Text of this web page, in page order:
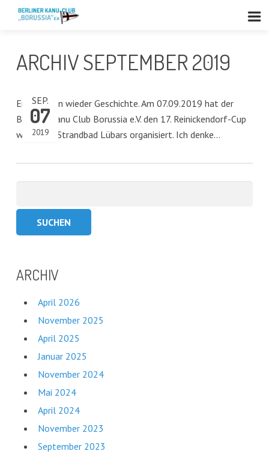
ARCHIV SEPTEMBER 2019
SEP.
07
2019
Er ist schon wieder Geschichte. Am 07.09.2019 hat der
Berliner Kanu Club Borussia e.V. den 17. Reinickendorf-Cup
wieder im Strandbad Lübars organisiert. Ich denke…
ARCHIV
April 2026
November 2025
April 2025
Januar 2025
November 2024
Mai 2024
April 2024
November 2023
September 2023